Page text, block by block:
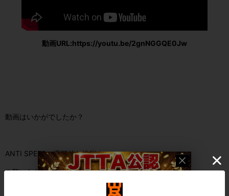
動画URL:https://youtu.be/2gnNGGQE0Jw
動画はいかがでしたか？
ANTI SPEEDの変態的な性能を
ご覧いただけたでしょうか？